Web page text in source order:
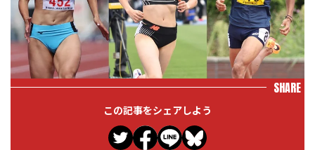
SHARE
この記事をシェアしよう